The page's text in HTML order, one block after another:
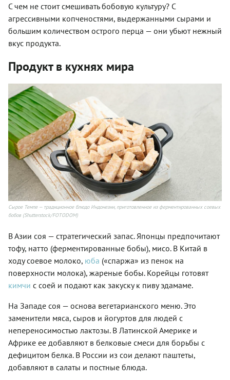
С чем не стоит смешивать бобовую культуру? С
агрессивными копченостями, выдержанными сырами и
большим количеством острого перца — они убьют нежный
вкус продукта.
Продукт в кухнях мира
Сырое Темпе — традиционное блюдо Индонезии, приготовленное из ферментированных соевых
бобов (Shutterstock/FOTODOM)
В Азии соя — стратегический запас. Японцы предпочитают
тофу, натто (ферментированные бобы), мисо. В Китай в
ходу соевое молоко, юба («спаржа» из пенок на
поверхности молока), жареные бобы. Корейцы готовят
кимчи с соей и подают как закуску к пиву эдамаме.
На Западе соя — основа вегетарианского меню. Это
заменители мяса, сыров и йогуртов для людей с
непереносимостью лактозы. В Латинской Америке и
Африке ее добавляют в белковые смеси для борьбы с
дефицитом белка. В России из сои делают паштеты,
добавляют в салаты и постные блюда.